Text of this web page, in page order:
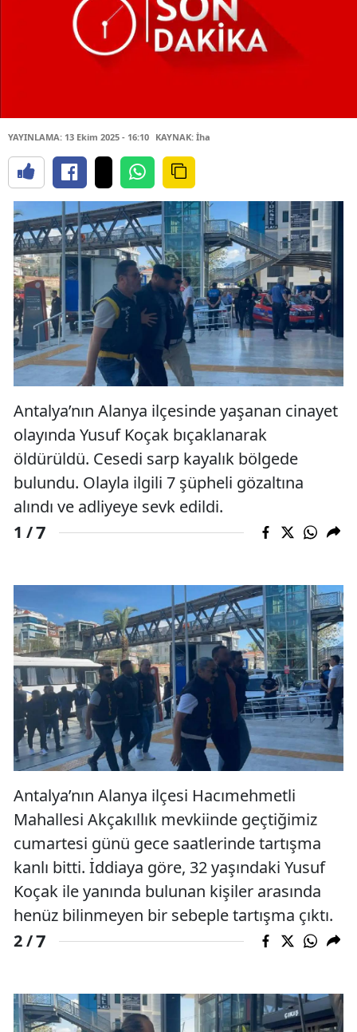
YAYINLAMA: 13 Ekim 2025 - 16:10 KAYNAK: İha
Antalya’nın Alanya ilçesinde yaşanan cinayet
olayında Yusuf Koçak bıçaklanarak
öldürüldü. Cesedi sarp kayalık bölgede
bulundu. Olayla ilgili 7 şüpheli gözaltına
alındı ve adliyeye sevk edildi.
1 /7
Antalya’nın Alanya ilçesi Hacımehmetli
Mahallesi Akçakıllık mevkiinde geçtiğimiz
cumartesi günü gece saatlerinde tartışma
kanlı bitti. İddiaya göre, 32 yaşındaki Yusuf
Koçak ile yanında bulunan kişiler arasında
henüz bilinmeyen bir sebeple tartışma çıktı.
2 /7